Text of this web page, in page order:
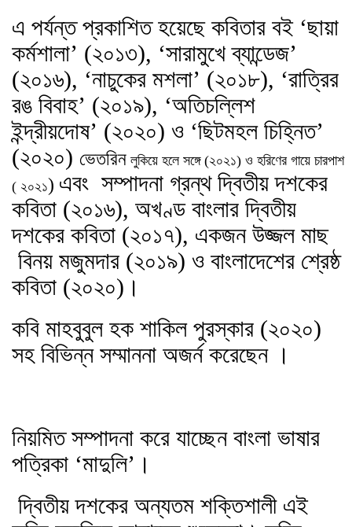
এ পর্যন্ত প্রকাশিত হয়েছে কবিতার বই ‘ছায়া
কর্মশালা’ (২০১৩), ‘সারামুখে ব্যান্ডেজ’
(২০১৬), ‘নাচুকের মশলা’ (২০১৮), ‘রাত্রির
রঙ বিবাহ’ (২০১৯), ‘অতিচল্লিশ
ইন্দ্রীয়দোষ’ (২০২০) ও ‘ছিটমহল চিহ্নিত’
(২০২০) ভেতরিন লুকিয়ে হলেসঙ্গে(২০২১) ও হরিণেরগায়ে চারপাশ
( ২০২১) এবং সম্পাদনা গ্রন্থ দ্বিতীয় দশকের
কবিতা (২০১৬), অখণ্ড বাংলার দ্বিতীয়
দশকের কবিতা (২০১৭), একজন উজ্জল মাছ
বিনয় মজুমদার (২০১৯) ও বাংলাদেশের শ্রেষ্ঠ
কবিতা (২০২০)।
কবি মাহবুবুল হক শাকিল পুরস্কার (২০২০)
সহ বিভিন্ন সম্মাননা অজর্ন করেছেন ।
নিয়মিত সম্পাদনা করে যাচ্ছেন বাংলা ভাষার
পত্রিকা ‘মাদুলি’।
দ্বিতীয় দশকের অন্যতম শক্তিশালী এই